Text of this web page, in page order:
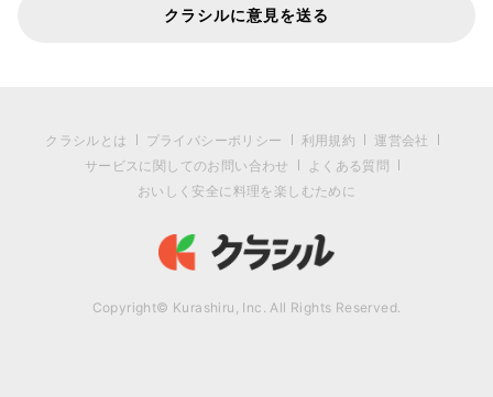
クラシルに意見を送る
クラシルとは プライバシーポリシー 利用規約
運営会社
サービスに関してのお問い合わせ
よくある質問
おいしく安全に料理を楽しむために
Copyright© Kurashiru, Inc. All Rights Reserved.